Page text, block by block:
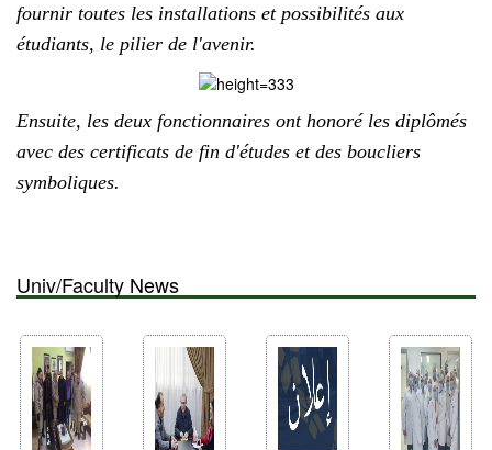
fournir toutes les installations et possibilités aux
étudiants, le pilier de l'avenir.
Ensuite, les deux fonctionnaires ont honoré les diplômés
avec des certificats de fin d'études et des boucliers
symboliques.
Univ/Faculty News